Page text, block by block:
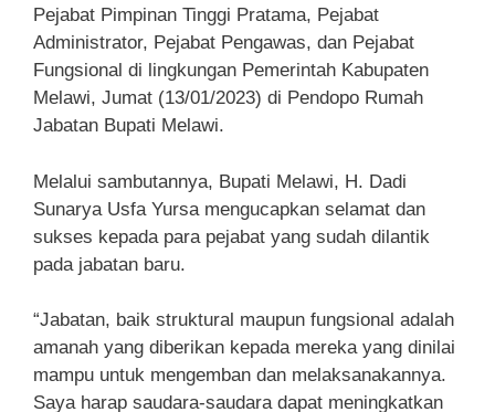
Pejabat Pimpinan Tinggi Pratama, Pejabat
Administrator, Pejabat Pengawas, dan Pejabat
Fungsional di lingkungan Pemerintah Kabupaten
Melawi, Jumat (13/01/2023) di Pendopo Rumah
Jabatan Bupati Melawi.
Melalui sambutannya, Bupati Melawi, H. Dadi
Sunarya Usfa Yursa mengucapkan selamat dan
sukses kepada para pejabat yang sudah dilantik
pada jabatan baru.
“Jabatan, baik struktural maupun fungsional adalah
amanah yang diberikan kepada mereka yang dinilai
mampu untuk mengemban dan melaksanakannya.
Saya harap saudara-saudara dapat meningkatkan